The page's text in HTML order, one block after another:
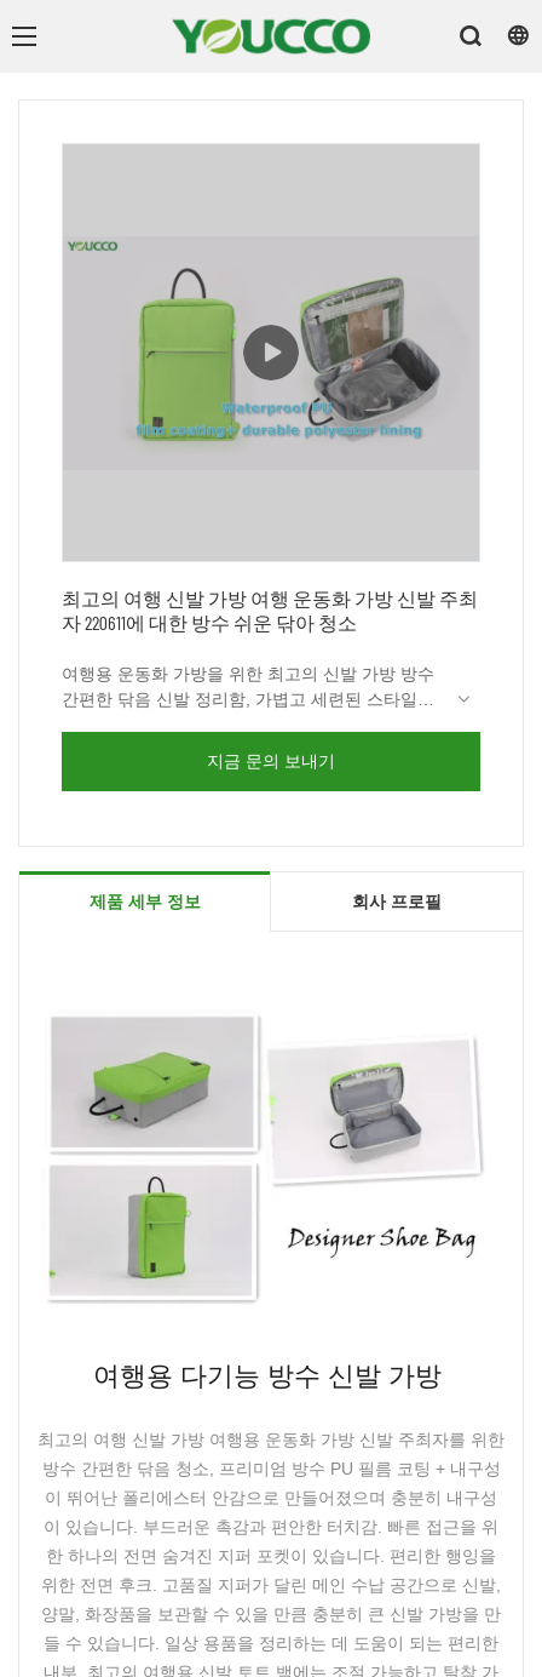
최고의 여행 신발 가방 여행 운동화 가방 신발 주최
자 220611에 대한 방수 쉬운 닦아 청소
여행용 운동화 가방을 위한 최고의 신발 가방 방수
간편한 닦음 신발 정리함, 가볍고 세련된 스타일로
스바디 백으로 사용할 수 있습니다.&조직 기능. 심
플한 디자인으로 휴대가 더욱 편리하며 손잡이가
한 내용은 저희 웹사이트 www.youcco.com을 방문
해 주십시오.
지금 문의 보내기
제품 세부 정보 회사 프로필
여행용 다기능 방수 신발 가방
최고의 여행 신발 가방 여행용 운동화 가방 신발 주최자를 위한
방수 간편한 닦음 청소, 프리미엄 방수 PU 필름 코팅 + 내구성
이 뛰어난 폴리에스터 안감으로 만들어졌으며 충분히 내구성
이 있습니다. 부드러운 촉감과 편안한 터치감. 빠른 접근을 위
한 하나의 전면 숨겨진 지퍼 포켓이 있습니다. 편리한 행잉을
위한 전면 후크. 고품질 지퍼가 달린 메인 수납 공간으로 신발,
양말, 화장품을 보관할 수 있을 만큼 충분히 큰 신발 가방을 만
들 수 있습니다. 일상 용품을 정리하는 데 도움이 되는 편리한
내부. 최고의 여행용 신발 토트 백에는 조절 가능하고 탈착 가